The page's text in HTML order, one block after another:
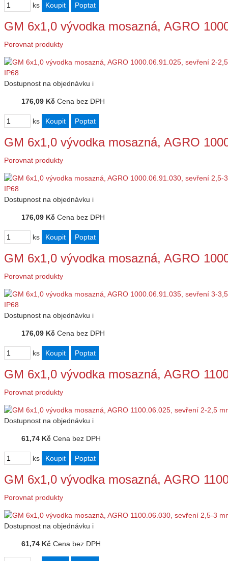
ks
GM 6x1,0 vývodka mosazná, AGRO
Porovnat produkty
Dostupnost na objednávku i
176,09 Kč Cena bez DPH
ks
GM 6x1,0 vývodka mosazná, AGRO
Porovnat produkty
Dostupnost na objednávku i
176,09 Kč Cena bez DPH
ks
GM 6x1,0 vývodka mosazná, AGRO
Porovnat produkty
Dostupnost na objednávku i
176,09 Kč Cena bez DPH
ks
GM 6x1,0 vývodka mosazná, AGRO
Porovnat produkty
Dostupnost na objednávku i
61,74 Kč Cena bez DPH
ks
GM 6x1,0 vývodka mosazná, AGRO
Porovnat produkty
Dostupnost na objednávku i
61,74 Kč Cena bez DPH